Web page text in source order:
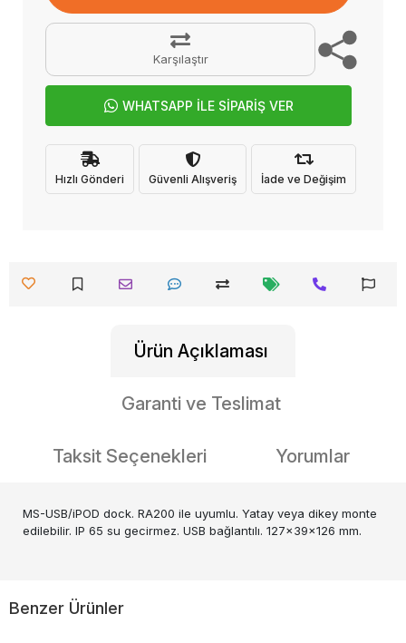
Karşılaştır
WHATSAPP İLE SİPARİŞ VER
Hızlı Gönderi Güvenli Alışveriş İade ve Değişim
Ürün Açıklaması
Garanti ve Teslimat
Taksit Seçenekleri Yorumlar
MS-USB/iPOD dock. RA200 ile uyumlu. Yatay veya dikey monte
edilebilir. IP 65 su gecirmez. USB bağlantılı. 127x39x126 mm.
Benzer Ürünler